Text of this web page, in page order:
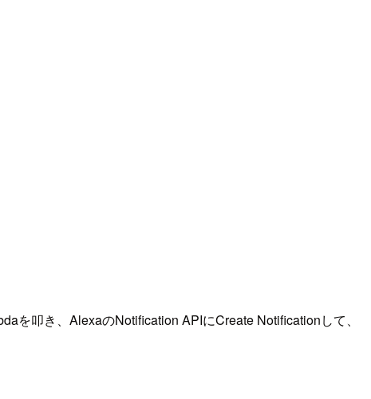
を叩き、AlexaのNotification APIにCreate Notificationして、